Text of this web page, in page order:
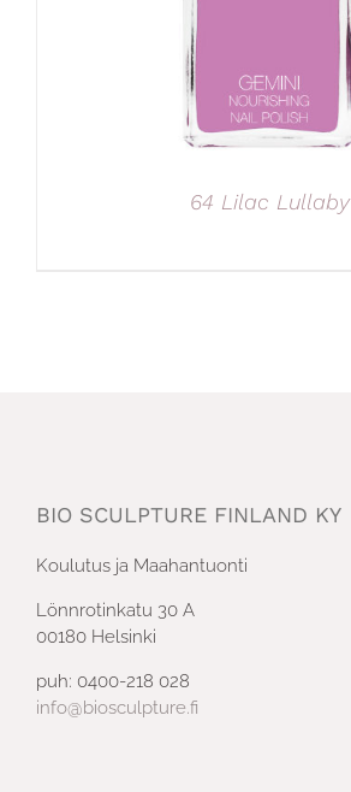
64 Lilac Lullaby
BIO SCULPTURE FINLAND KY
Koulutus ja Maahantuonti
Lönnrotinkatu 30 A
00180 Helsinki
puh: 0400-218 028
info@biosculpture.fi